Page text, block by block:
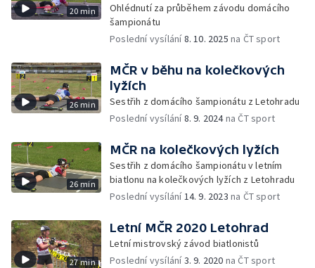
20 min
Ohlédnutí za průběhem závodu domácího
šampionátu
Poslední vysílání8. 10. 2025 na ČT sport
26 min
MČR v běhu na kolečkových
lyžích
Sestřih z domácího šampionátu z Letohradu
Poslední vysílání8. 9. 2024na ČT sport
26 min
MČR na kolečkových lyžích
Sestřih z domácího šampionátu v letním
biatlonu na kolečkových lyžích z Letohradu
Poslední vysílání14. 9. 2023 na ČT sport
27 min
Letní MČR 2020 Letohrad
Letní mistrovský závod biatlonistů
Poslední vysílání3. 9. 2020 na ČT sport